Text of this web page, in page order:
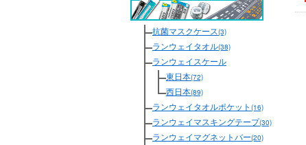
抗菌マスクケース(3)
ランウェイタオル(38)
ランウェイスケール
東日本(72)
西日本(89)
ランウェイタオルポケット (16)
ランウェイマスキングテープ(30)
ランウェイマグネットバー(20)